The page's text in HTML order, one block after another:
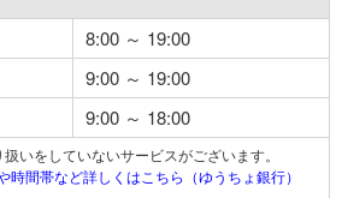
8:00 ～ 19:00
9:00 ～ 19:00
9:00 ～ 18:00
いをしていないサービスがございます。
時間帯など詳しくはこちら（ゆうちょ銀行）